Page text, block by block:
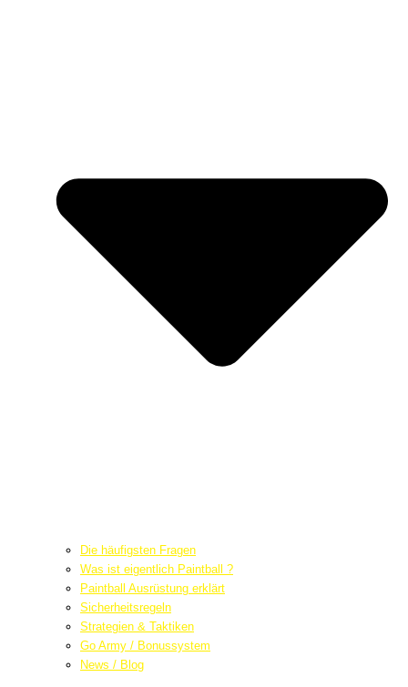
Die häufigsten Fragen
Was ist eigentlich Paintball ?
Paintball Ausrüstung erklärt
Sicherheitsregeln
Strategien & Taktiken
Go Army / Bonussystem
News / Blog